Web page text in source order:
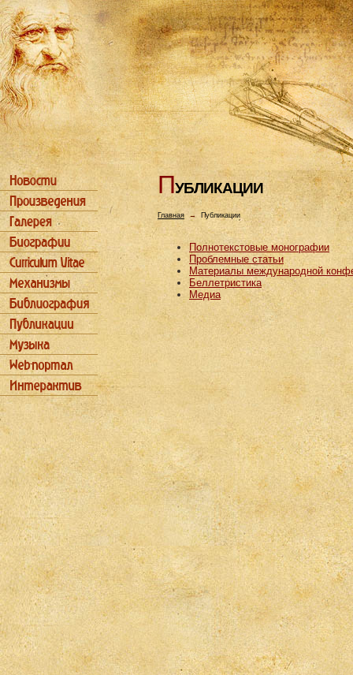
ПУБЛИКАЦИИ
Главная→ Публикации
Полнотекстовые монографии
Проблемные статьи
Материалы международной
Беллетристика
Медиа